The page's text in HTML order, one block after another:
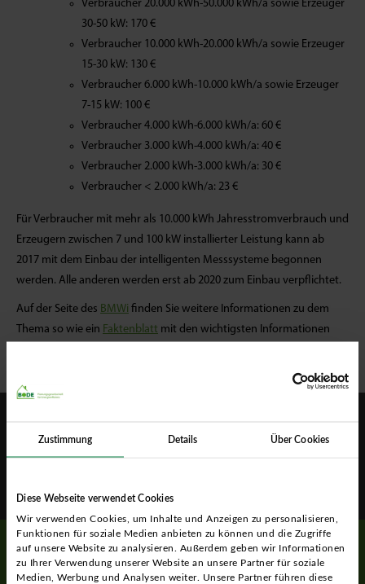
Zustimmung Details Über Cookies
Diese Webseite verwendet Cookies
Wir verwenden Cookies, um Inhalte und Anzeigen zu personalisieren,
Funktionen für soziale Medien anbieten zu können und die Zugriffe
auf unsere Website zu analysieren. Außerdem geben wir Informationen
zu Ihrer Verwendung unserer Website an unsere Partner für soziale
Medien, Werbung und Analysen weiter. Unsere Partner führen diese
Verbraucher 20.000 kWh-50.000 kWh/a sowie Erzeuger
30-50 kW: 170 €
Verbraucher 10.000 kWh-20.000 kWh/a sowie Erzeuger
15-30 kW: 130 €
Verbraucher 6.000 kWh-10.000 kWh/a sowie Erzeuger
7-15 kW: 100 €
Verbraucher 4.000 kWh-6.000 kWh/a: 60 €
Verbraucher 3.000 kWh-4.000 kWh/a: 40 €
Verbraucher 2.000 kWh-3.000 kWh/a: 30 €
Verbraucher < 2.000 kWh/a: 23 €
Für Verbraucher mit mehr als 10.000 kWh Jahresstromverbrauch und
Erzeugern zwischen 7 und 100 kW installierter Leistung kann ab
2017 mit dem Einbau der intelligenten Messsysteme begonnen
werden. Alle anderen werden erst ab 2020 zum Einbau verpflichtet.
Auf der Seite des BMWi finden Sie weitere Informationen zu dem
Thema so wie ein Faktenblatt mit den wichtigsten Informationen
Copyright © 2018 Bode – Münster – Planungsgesellschaft für